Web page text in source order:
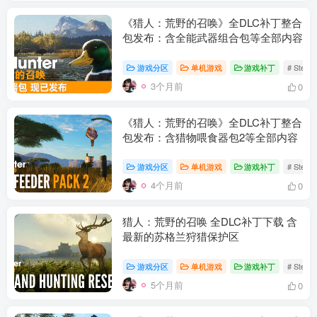
热度
关注
1671热度
关注
862热度
关注
545热度
《猎人：荒野的召唤》全DLC补丁整合
包发布：含全能武器组合包等全部内容
游戏分区 单机游戏 游戏补丁 #
3个月前 0
《猎人：荒野的召唤》全DLC补丁整合
包发布：含猎物喂食器包2等全部内容
游戏分区 单机游戏 游戏补丁 #
4个月前 0
猎人：荒野的召唤 全DLC补丁下载 含
最新的苏格兰狩猎保护区
游戏分区 单机游戏 游戏补丁 #
5个月前 0